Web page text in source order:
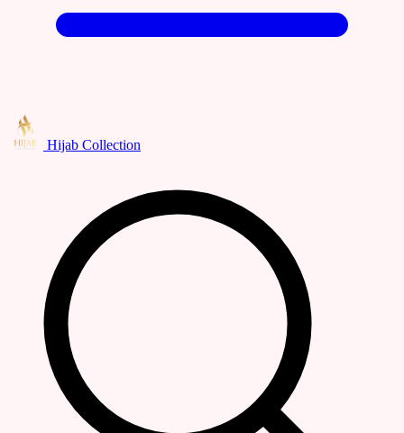
Hijab Collection